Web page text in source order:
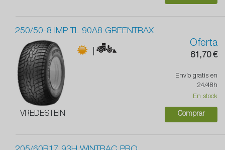
250/50-8 IMP TL 90A8 GREENTRAX
VREDESTEIN
|
Oferta
61,70 €
Envío gratis en
24/48h
En stock
Comprar